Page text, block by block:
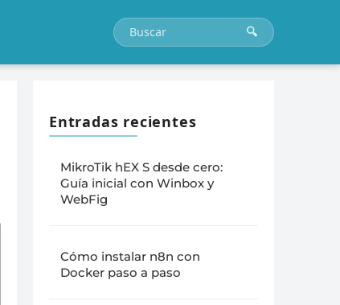
Entradas recientes
MikroTik hEX S desde cero:
Guía inicial con Winbox y
WebFig
Cómo instalar n8n con
Docker paso a paso